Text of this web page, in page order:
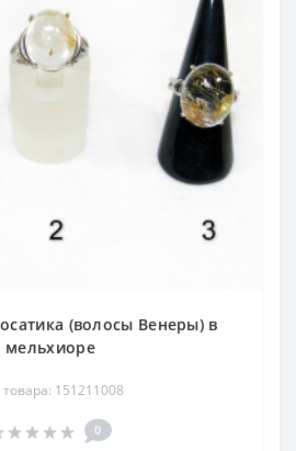
(волосы Венеры) в
мельхиоре
товара: 151211008
0